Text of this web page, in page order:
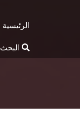
الرئيسية
البحث